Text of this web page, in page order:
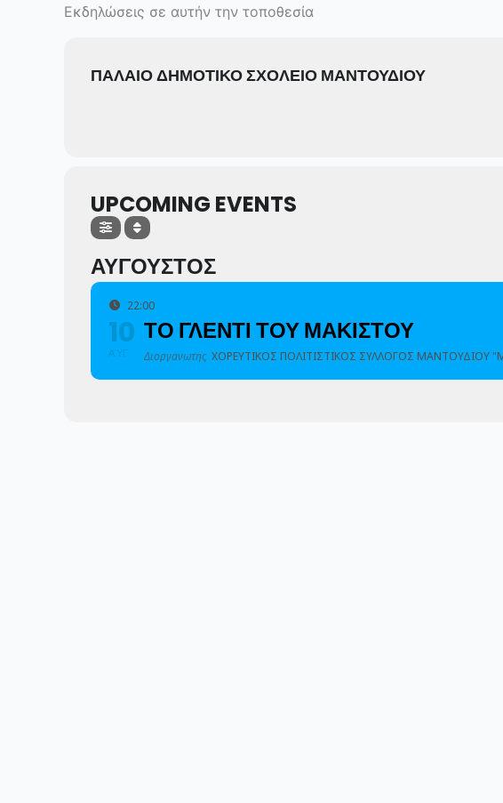
Εκδηλώσεις σε αυτήν την τοποθεσία
ΠΑΛΑΙΟ ΔΗΜΟΤΙΚΟ ΣΧΟΛΕΙΟ ΜΑΝΤΟΥΔΙΟΥ
UPCOMING EVENTS
ΑΥΓΟΥΣΤΟΣ
22:00
10
ΑΎΓ
ΤΟ ΓΛΕΝΤΙ ΤΟΥ ΜΑΚΙΣΤΟΥ
Διοργανωτης ΧΟΡΕΥΤΙΚΟΣ ΠΟΛΙΤΙΣΤΙΚΟΣ ΣΥΛΛΟΓΟΣ ΜΑΝΤΟΥΔΙΟΥ